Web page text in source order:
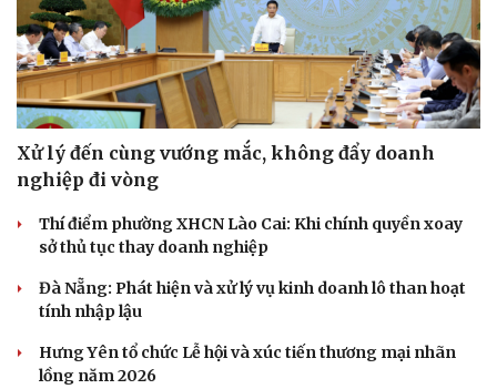
Xử lý đến cùng vướng mắc, không đẩy doanh
nghiệp đi vòng
Thí điểm phường XHCN Lào Cai: Khi chính quyền xoay
sở thủ tục thay doanh nghiệp
Đà Nẵng: Phát hiện và xử lý vụ kinh doanh lô than hoạt
tính nhập lậu
Hưng Yên tổ chức Lễ hội và xúc tiến thương mại nhãn
lồng năm 2026